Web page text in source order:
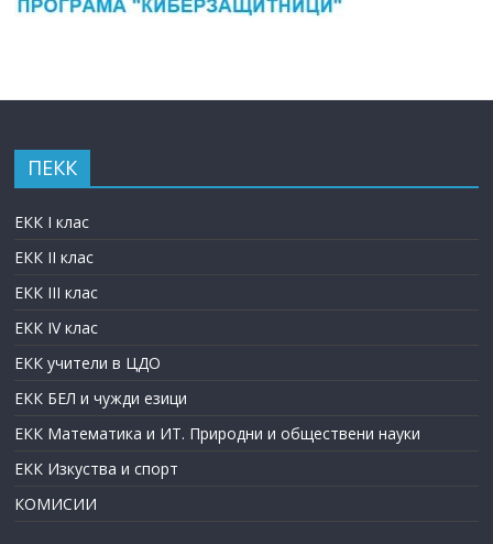
ПЕКК
ЕКК I клас
ЕКК II клас
ЕКК III клас
ЕКК IV клас
ЕКК учители в ЦДО
ЕКК БЕЛ и чужди езици
ЕКК Математика и ИТ. Природни и обществени науки
ЕКК Изкуства и спорт
КОМИСИИ